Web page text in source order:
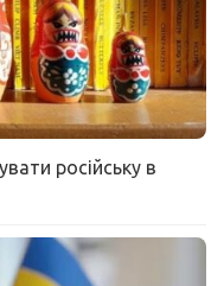
російську в